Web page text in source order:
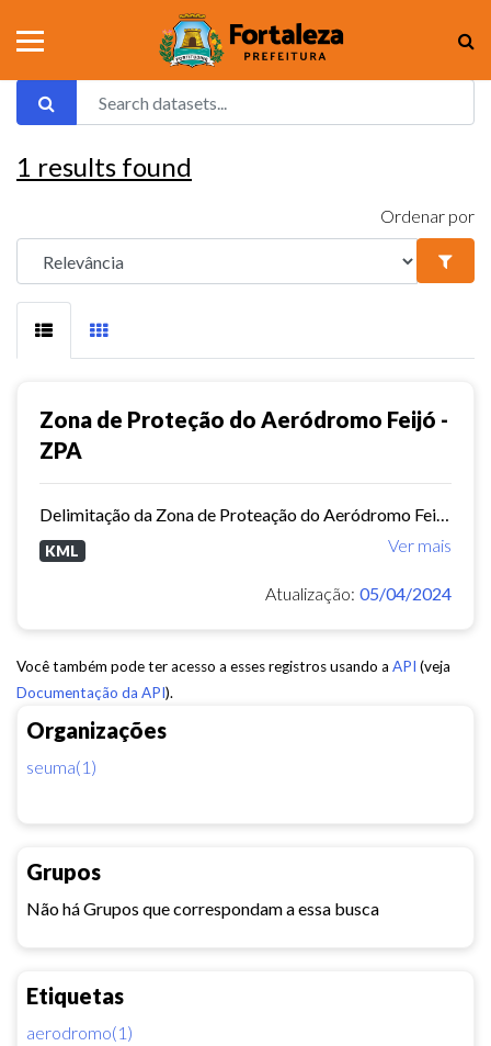
Organizações
seuma(1)
Grupos
Não há Grupos que correspondam a essa busca
Etiquetas
aerodromo(1)
1 results found
Ordenar por
Zona de Proteção do Aeródromo Feijó -
ZPA
Ver mais
KML
Atualização: 05/04/2024
Você também pode ter acesso a esses registros usando a API (veja
Documentação da API).